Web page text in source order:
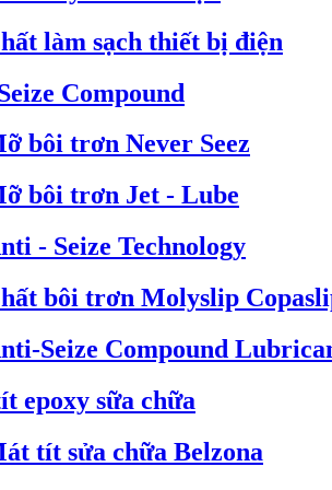
làm sạch thiết bị điện
Compound
bôi trơn Never Seez
bôi trơn Jet - Lube
- Seize Technology
bôi trơn Molyslip
Seize Compound
epoxy sữa chữa
tít sửa chữa Belzona